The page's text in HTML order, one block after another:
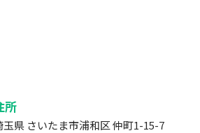
所
玉県 さいたま市浦和区 仲町1-15-7